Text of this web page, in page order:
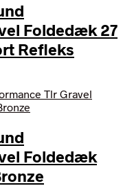
Foldedæk 27
Refleks
Foldedæk